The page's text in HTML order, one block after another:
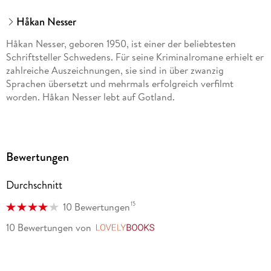
Håkan Nesser
Håkan Nesser, geboren 1950, ist einer der beliebtesten
Schriftsteller Schwedens. Für seine Kriminalromane erhielt er
zahlreiche Auszeichnungen, sie sind in über zwanzig
Sprachen übersetzt und mehrmals erfolgreich verfilmt
worden. Håkan Nesser lebt auf Gotland.
Bewertungen
Durchschnitt
10 Bewertungen15
10 Bewertungen von